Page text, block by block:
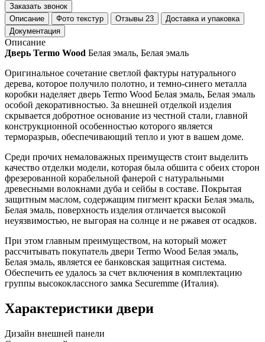
Заказать звонок
Описание
Фото текстур Отзывы 23
Доставка и упаковка
Документация
Описание
Дверь Termo Wood Белая эмаль, Белая эмаль
Оригинальное сочетание светлой фактуры натурального
дерева, которое получило полотно, и темно-синего металла
коробки наделяет дверь Termo Wood Белая эмаль, Белая эмаль
особой декоративностью. За внешней отделкой изделия
скрывается добротное основание из честной стали, главной
конструкционной особенностью которого является
терморазрыв, обеспечивающий тепло и уют в вашем доме.
Среди прочих немаловажных преимуществ стоит выделить
качество отделки модели, которая была обшита с обеих сторон
фрезерованной корабельной фанерой с натуральными
древесными волокнами дуба и сейбы в составе. Покрытая
защитным маслом, содержащим пигмент краски Белая эмаль,
Белая эмаль, поверхность изделия отличается высокой
неуязвимостью, не выгорая на солнце и не ржавея от осадков.
При этом главным преимуществом, на который может
рассчитывать покупатель двери Termo Wood Белая эмаль,
Белая эмаль, является ее банковская защитная система.
Обеспечить ее удалось за счет включения в комплектацию
группы высококлассного замка Securemme (Италия).
Характеристики двери
Дизайн внешней панели